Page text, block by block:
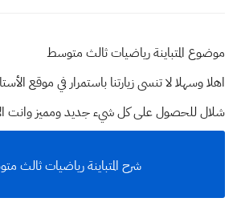
موضوع المتباينة رياضيات ثالث متوسط
اهلا وسهلالا تنسى زيارتنا باستمرار في موقع
شلال للحصول على كل شيء جديد ومميز وانت
شرح المتباينة رياضيات ثالث